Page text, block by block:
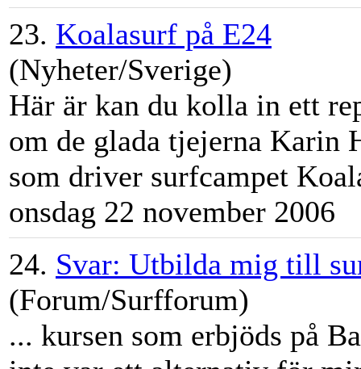
23. Koalasurf på E24
(Nyheter/Sverige)
Här är kan du kolla in ett
om de glada tjejerna Karin
som driver surfcampet
onsdag 22 november 2006
24. Svar: Utbilda mig till
(Forum/Surfforum)
... kursen som erbjöds på